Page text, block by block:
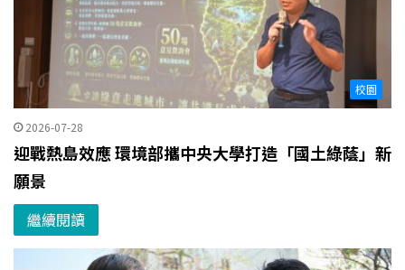
校園
2026-07-28
迎戰熱島效應 環境部攜中央大學打造「國土綠蔭」新
願景
繼續閱讀